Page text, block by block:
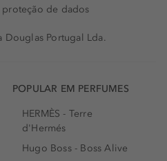
de dados
Douglas Portugal Lda.
POPULAR EM PERFUMES
HERMÈS - Terre
d'Hermés
Hugo Boss - Boss Alive